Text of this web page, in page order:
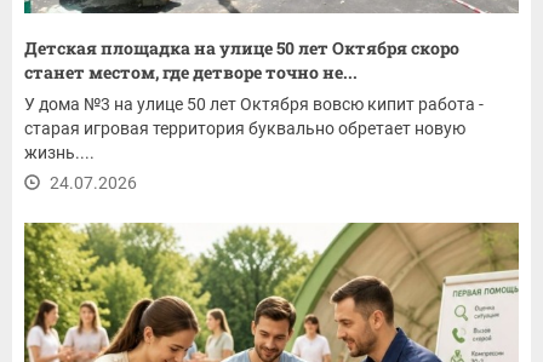
Детская площадка на улице 50 лет Октября скоро
станет местом, где детворе точно не...
У дома №3 на улице 50 лет Октября вовсю кипит работа -
старая игровая территория буквально обретает новую
жизнь....
24.07.2026